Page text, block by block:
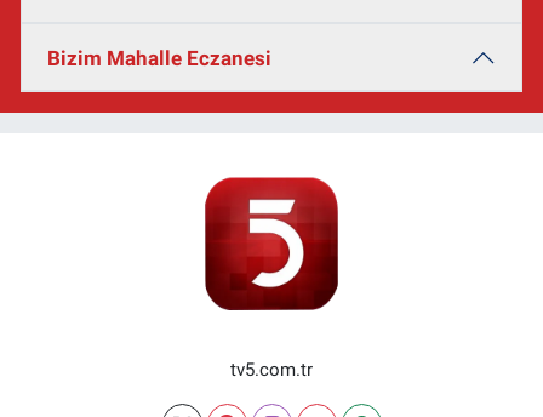
Bizim Mahalle Eczanesi
tv5.com.tr